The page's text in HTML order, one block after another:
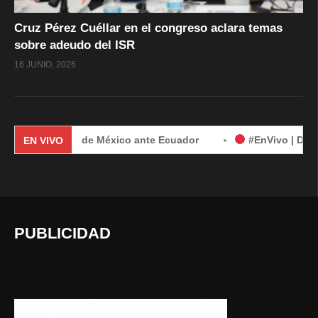
Cruz Pérez Cuéllar en el congreso aclara temas
sobre adeudo del ISR
16 JUNIO, 2026
EN VIVO
de México ante Ecuador #EnVivo | Demanda de
PUBLICIDAD